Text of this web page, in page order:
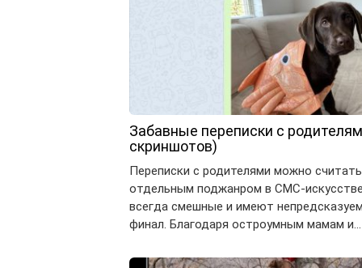
Забавные переписки с
скриншотов)
Переписки с родителями можно считать
отдельным поджанром в СМС-
всегда смешные и имеют
финал. Благодаря остроумным мамам и…